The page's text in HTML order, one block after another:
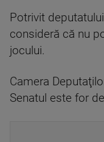
Potrivit
consideră că nu
jocului.
Camera
Senatul este for